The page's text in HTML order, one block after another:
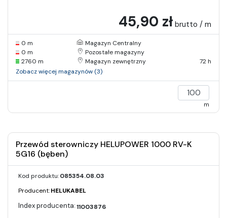
45,90 zł brutto / m
0 m
Magazyn Centralny
0 m
Pozostałe magazyny
2760 m
Magazyn zewnętrzny
72 h
Zobacz więcej magazynów (3)
m
Przewód sterowniczy HELUPOWER 1000 RV-K
5G16 (bęben)
Kod produktu:085354.08.03
Producent:HELUKABEL
11003876